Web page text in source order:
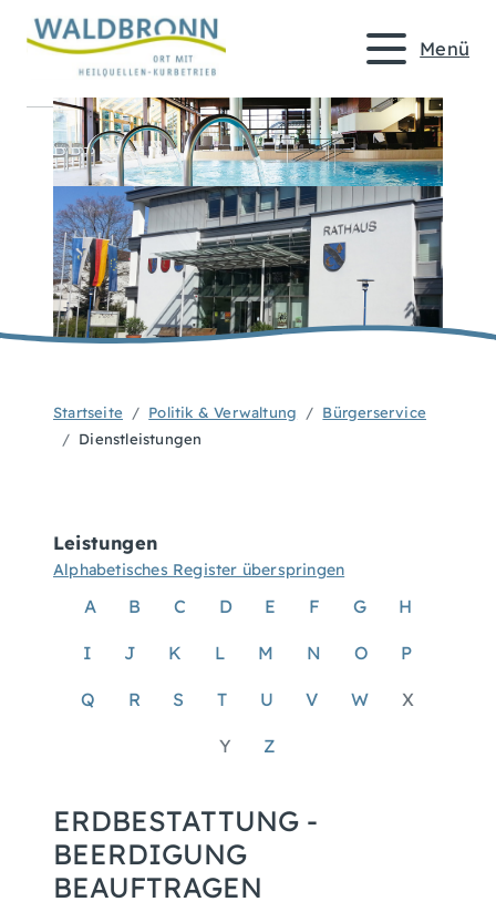
Menü
Startseite Politik & Verwaltung
Bürgerservice
Dienstleistungen
Leistungen
Alphabetisches Register überspringen
A B C D E F G H
I J K L M N O P
Q R S T U V W X
Y Z
ERDBESTATTUNG -
BEERDIGUNG
BEAUFTRAGEN